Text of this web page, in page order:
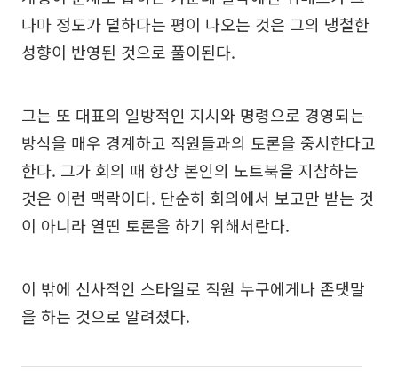
나마 정도가 덜하다는 평이 나오는 것은 그의 냉철한
성향이 반영된 것으로 풀이된다.
그는 또 대표의 일방적인 지시와 명령으로 경영되는
방식을 매우 경계하고 직원들과의 토론을 중시한다고
한다. 그가 회의 때 항상 본인의 노트북을 지참하는
것은 이런 맥락이다. 단순히 회의에서 보고만 받는 것
이 아니라 열띤 토론을 하기 위해서란다.
이 밖에 신사적인 스타일로 직원 누구에게나 존댓말
을 하는 것으로 알려졌다.